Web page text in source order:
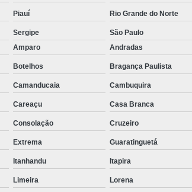
Rastreador de Caminhão Minas
Rastreador Satelital para Caminhões
Rastreamento de Caminhão Via Satélite
Empresa de Rastreador Veicular
Rastreador de Automóveis
Rastreador
Rastreador de Carro Minas
Rastreador para Carros
Rastreador Veicular para Carros de
Rastreador Veicular Particular
Gps
Piauí Rio Grande do Norte
Sergipe São Paulo
Amparo Andradas
Botelhos Bragança Paulista
Camanducaia Cambuquira
Careaçu Casa Branca
Consolação Cruzeiro
Extrema Guaratinguetá
Itanhandu Itapira
Limeira Lorena